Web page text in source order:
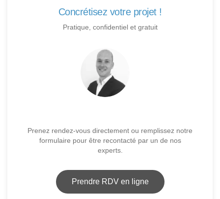
Concrétisez votre projet !
Pratique, confidentiel et gratuit
Prenez rendez-vous directement ou remplissez notre
formulaire pour être recontacté par un de nos
experts.
Prendre RDV en ligne